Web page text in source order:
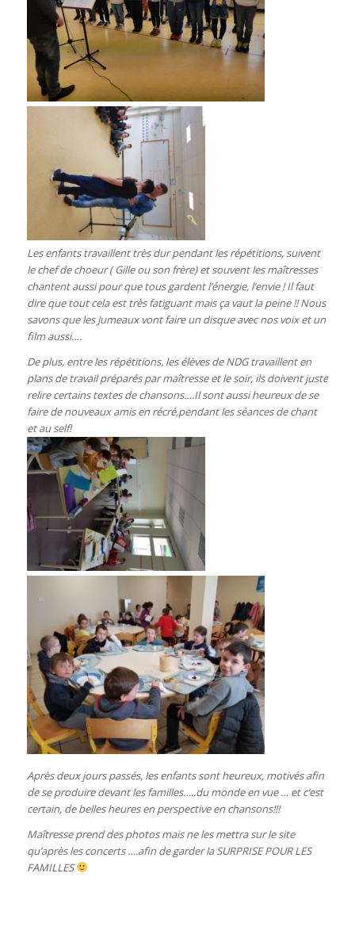
Les enfants travaillent très dur pendant les répétitions, suivent
le chef de choeur ( Gille ou son frère) et souvent les maîtresses
chantent aussi pour que tous gardent l’énergie, l’envie ! Il faut
dire que tout cela est très fatiguant mais ça vaut la peine !! Nous
savons que les Jumeaux vont faire un disque avec nos voix et un
film aussi….
De plus, entre les répétitions, les élèves de NDG travaillent en
plans de travail préparés par maîtresse et le soir, ils doivent juste
relire certains textes de chansons….Il sont aussi heureux de se
faire de nouveaux amis en récré,pendant les séances de chant
et au self!
Après deux jours passés, les enfants sont heureux, motivés afin
de se produire devant les familles…..du monde en vue … et c’est
certain, de belles heures en perspective en chansons!!!
Maîtresse prend des photos mais ne les mettra sur le site
qu’après les concerts ….afin de garder la SURPRISE POUR LES
FAMILLES